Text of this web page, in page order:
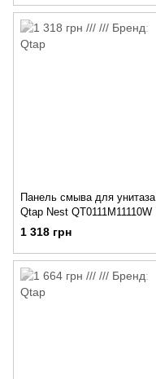
Панель смыва для унитаза
Qtap Nest QT0111M11110W
1 318 грн